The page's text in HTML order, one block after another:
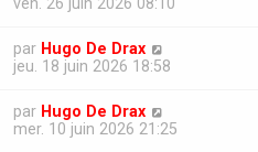
par Hugo De Drax
jeu. 18 juin 2026 18:58
par Hugo De Drax
mer. 10 juin 2026 21:25